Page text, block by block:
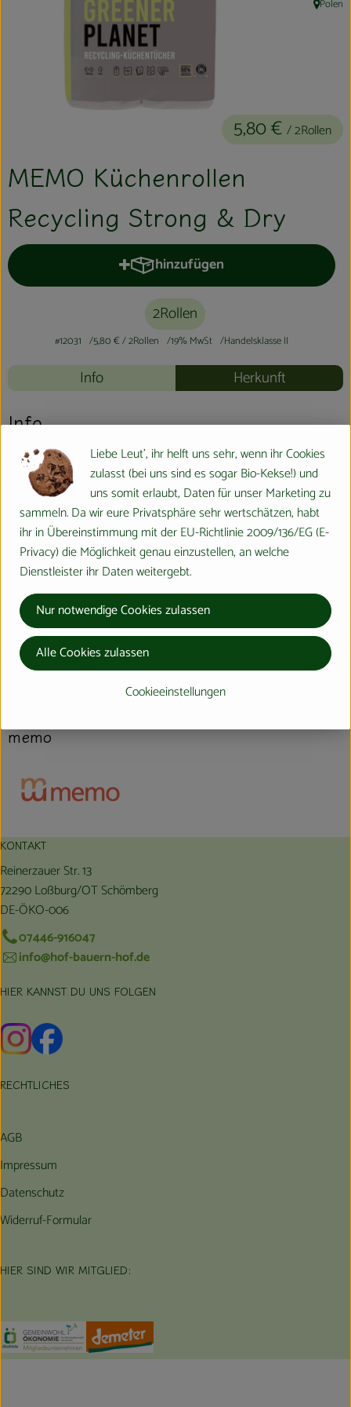
Aktionen & Neues
So geht´s
Hofladen
Veranstaltungen
MEMO Küchenrollen
Recycling Strong & Dry
5,80 € / 2Rollen
,Polen
hinzufügen
Produkt zum Warenkorb
2Rollen
#12031 5,80 €/ 2Rollen 19% MwSt Handelsklasse II
Info Herkunft
Info
Produktinformationen
Produktdatenblatt
Herkunft
Hersteller: MEM
memo
KONTAKT
Reinerzauer Str. 13
72290 Loßburg/OT Schömberg
DE-ÖKO-006
07446-916047
info@hof-bauern-hof.de
HIER KANNST DU UNS FOLGEN
Externer Link zu https://www.instagram.com/hofbauernhof/
Externer Link zu https://www.facebook.com/
RECHTLICHES
AGB
Impressum
Datenschutz
Widerruf-Formular
HIER SIND WIR MITGLIED:
Externer Link zu https://www.oekokiste.de/
Externer Link zu https://germany.econgood.org/
Liebe Leut', ihr helft uns sehr, wenn ihr Cookies
zulasst (bei uns sind es sogar Bio-Kekse!) und
uns somit erlaubt, Daten für unser Marketing zu
sammeln. Da wir eure Privatsphäre sehr wertschätzen, habt
ihr in Übereinstimmung mit der EU-Richtlinie 2009/136/EG (E-
Privacy) die Möglichkeit genau einzustellen, an welche
Dienstleister ihr Daten weitergebt.
Cookieeinstellungen
Nur notwendige Cookies zulassen
Alle Cookies zulassen